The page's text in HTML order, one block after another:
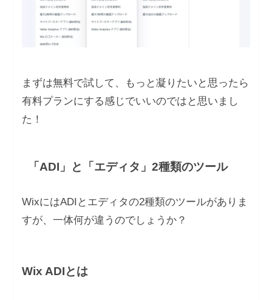
まずは無料で試して、もっと凝りたいと思ったら
有料プランにする感じでいいのではと思いまし
た！
「ADI」と「エディタ」2種類のツール
WixにはADIとエディタの2種類のツールがありま
すが、一体何が違うのでしょうか？
Wix ADIとは